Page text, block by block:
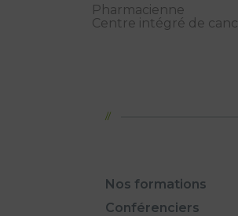
Pharmacienne
Centre intégré de
Nos formations
Conférenciers